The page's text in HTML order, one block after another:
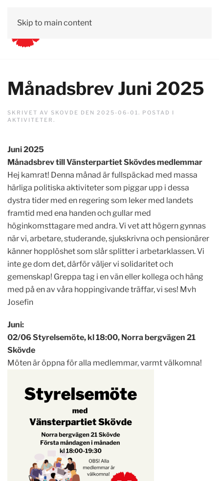
Skip to main content
Månadsbrev Juni 2025
SKRIVET AV SKOVDE DEN 2025-06-01. POSTAD I
AKTIVITETER .
Juni 2025
Månadsbrev till Vänsterpartiet Skövdes medlemmar
Hej kamrat! Denna månad är fullspäckad med massa
härliga politiska aktiviteter som piggar upp i dessa
dystra tider med en regering som leker med landets
framtid med ena handen och gullar med
höginkomsttagare med andra. Vi vet att högern gynnas
när vi, arbetare, studerande, sjukskrivna och pensionärer
känner hopplöshet som slår splitter i arbetarklassen. Vi
inte ge dom det, därför väljer vi solidaritet och
gemenskap! Greppa tag i en vän eller kollega och häng
med på en av våra hoppingivande träffar, vi ses! Mvh
Josefin
Juni:
02/06 Styrelsemöte, kl 18:00, Norra bergvägen 21
Skövde
Möten är öppna för alla medlemmar, varmt välkomna!